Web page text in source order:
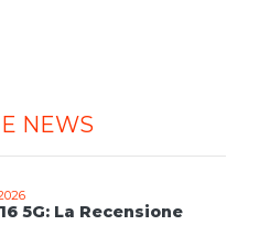
NEWS
5G: La Recensione